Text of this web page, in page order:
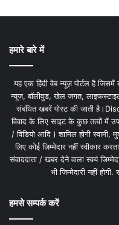
हमारे बारे में
यह एक हिंदी वेब न्यूज़ पोर्टल है
न्यूज, बॉलीवुड, खेल जगत,
संबंधित खबरें पोस्ट की जाती
विवाद के लिए साइट के कुछ तत्वों में
/ विडियो आदि ) शामिल होगी
लिए कोई ज़िम्मेदार नहीं स्वीकार
संवाददाता / खबर देने वाला स्वयं
भी जिम्मेदारी नहीं होगी.
हमसे सम्पर्क करें